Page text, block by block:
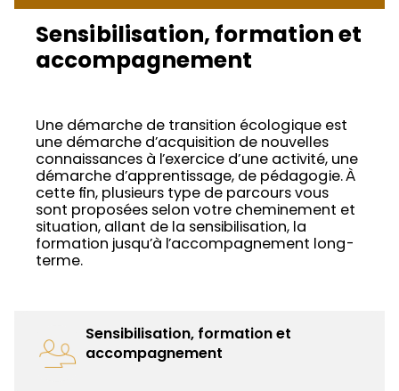
Sensibilisation, formation et
accompagnement
Une démarche de transition écologique est
une démarche d’acquisition de nouvelles
connaissances à l’exercice d’une activité, une
démarche d’apprentissage, de pédagogie. À
cette fin, plusieurs type de parcours vous
sont proposées selon votre cheminement et
situation, allant de la sensibilisation, la
formation jusqu’à l’accompagnement long-
terme.
Sensibilisation, formation et
accompagnement